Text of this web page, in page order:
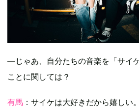
―じゃあ、自分たちの音楽を「サイ
ことに関しては？
有馬 ：サイケは大好きだから嬉しい